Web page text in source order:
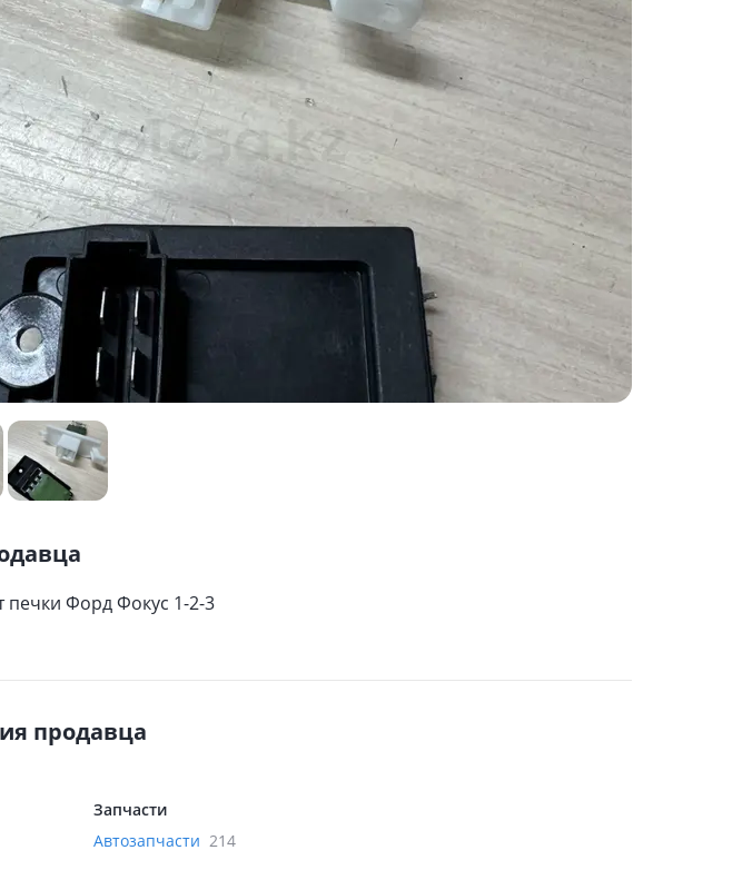
печки Форд Фокус 1-2-3
продавца
Запчасти
Автозапчасти 214